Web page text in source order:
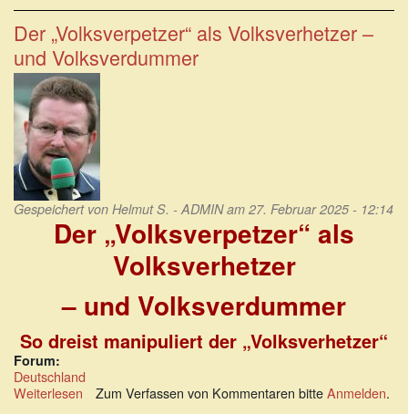
Bundesamt
für
Messer
und
Folgeschäden
(BAMF
II)
Der „Volksverpetzer“ als Volksverhetzer –
und Volksverdummer
Gespeichert von Helmut S. - ADMINam 27. Februar 2025 - 12:14
Der „Volksverpetzer“ als
Volksverhetzer
– und Volksverdummer
So dreist manipuliert der „Volksverhetzer“
Forum:
Deutschland
Weiterlesen über
Zum Verfassen von Kommentaren bitteAnmelden.